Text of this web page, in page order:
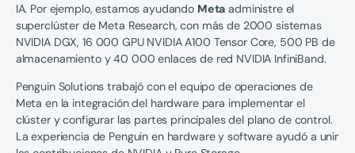
IA. Por ejemplo, estamos ayudando Meta administre el
superclúster de Meta Research, con más de 2000 sistemas
NVIDIA DGX, 16 000 GPU NVIDIA A100 Tensor Core, 500 PB de
almacenamiento y 40 000 enlaces de red NVIDIA InfiniBand.
Penguin Solutions trabajó con el equipo de operaciones de
Meta en la integración del hardware para implementar el
clúster y configurar las partes principales del plano de control.
La experiencia de Penguin en hardware y software ayudó a unir